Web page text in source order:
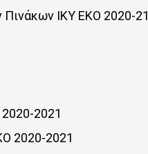
ΙΚΥ ΕΚΟ 2020-21
2021
2020-2021